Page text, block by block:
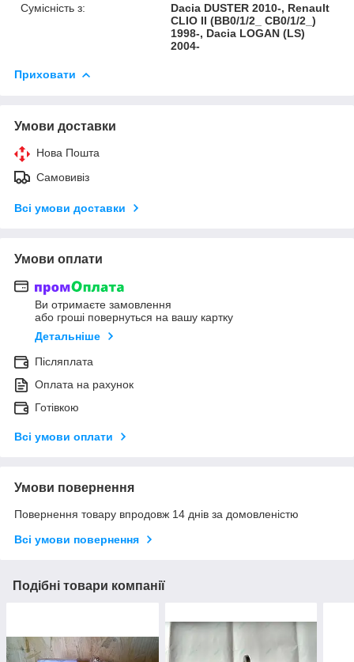
Сумісність з:
Dacia DUSTER 2010-, Renault
CLIO II (BB0/1/2_ CB0/1/2_)
1998-, Dacia LOGAN (LS)
2004-
Приховати
Умови доставки
Нова Пошта
Самовивіз
Всі умови доставки
Умови оплати
Ви отримаєте замовлення
або гроші повернуться на вашу картку
Детальніше
Післяплата
Оплата на рахунок
Готівкою
Всі умови оплати
Умови повернення
Повернення товару впродовж 14 днів за домовленістю
Всі умови повернення
Подібні товари компанії